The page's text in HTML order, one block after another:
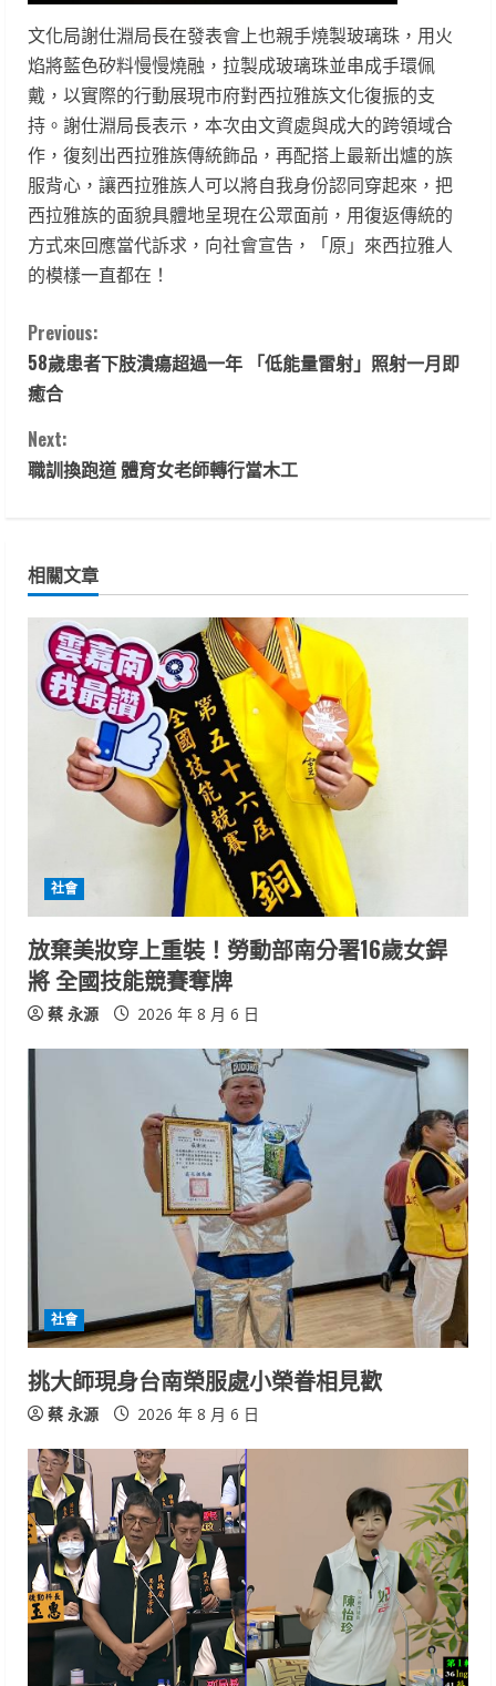
文化局謝仕淵局長在發表會上也親手燒製玻璃珠，用火
焰將藍色矽料慢慢燒融，拉製成玻璃珠並串成手環佩
戴，以實際的行動展現市府對西拉雅族文化復振的支
持。謝仕淵局長表示，本次由文資處與成大的跨領域合
作，復刻出西拉雅族傳統飾品，再配搭上最新出爐的族
服背心，讓西拉雅族人可以將自我身份認同穿起來，把
西拉雅族的面貌具體地呈現在公眾面前，用復返傳統的
方式來回應當代訴求，向社會宣告，「原」來西拉雅人
的模樣一直都在！
C
o
n
t
n
u
e
R
n
g
Previous:
58歲患者下肢潰瘍超過一年 「低能量雷射」照射一月即
癒合
Next:
職訓換跑道 體育女老師轉行當木工
相關文章
社會
放棄美妝穿上重裝！勞動部南分署16歲女銲
將 全國技能競賽奪牌
蔡 永源 2026 年 8 月 6 日
社會
挑大師現身台南榮服處小榮眷相見歡
蔡 永源 2026 年 8 月 6 日